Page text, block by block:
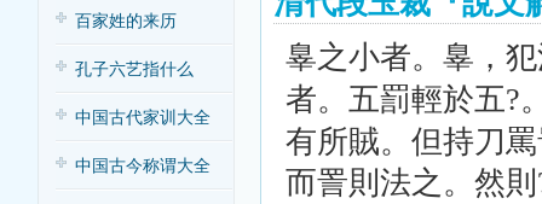
百家姓的来历
孔子六艺指什么
中国古代家训大全
中国古今称谓大全
辠之小者。 辠，
者。五罰輕於五?
有所賊。但持刀
而詈則法之。然則